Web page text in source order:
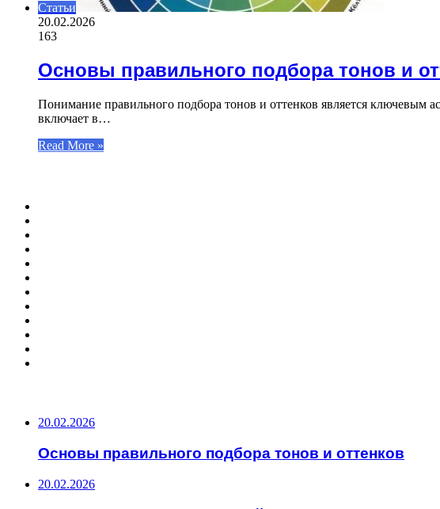
Статьи
20.02.2026
163
Основы правильного подбора тонов и
Понимание правильного подбора тонов и оттенков является ключевым
включает в…
Read More »
20.02.2026
Основы правильного подбора тонов и оттенков
20.02.2026